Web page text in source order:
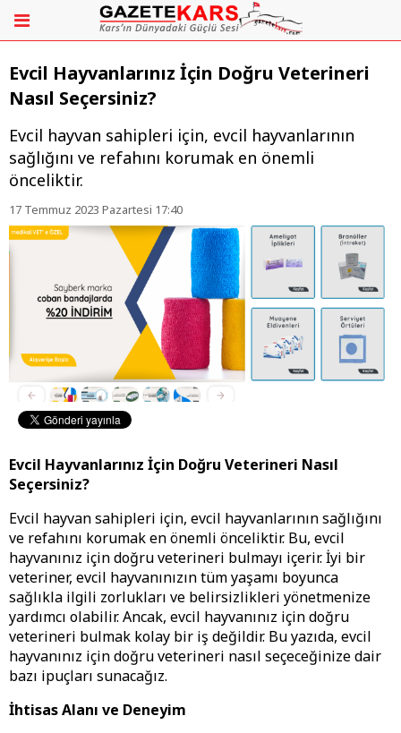
Evcil Hayvanlarınız İçin Doğru Veterineri
Nasıl Seçersiniz?
Evcil hayvan sahipleri için, evcil hayvanlarının
sağlığını ve refahını korumak en önemli
önceliktir.
17 Temmuz 2023 Pazartesi 17:40
Evcil Hayvanlarınız İçin Doğru Veterineri Nasıl
Seçersiniz?
Evcil hayvan sahipleri için, evcil hayvanlarının sağlığını
ve refahını korumak en önemli önceliktir. Bu, evcil
hayvanınız için doğru veterineri bulmayı içerir. İyi bir
veteriner, evcil hayvanınızın tüm yaşamı boyunca
sağlıkla ilgili zorlukları ve belirsizlikleri yönetmenize
yardımcı olabilir. Ancak, evcil hayvanınız için doğru
veterineri bulmak kolay bir iş değildir. Bu yazıda, evcil
hayvanınız için doğru veterineri nasıl seçeceğinize dair
bazı ipuçları sunacağız.
İhtisas Alanı ve Deneyim